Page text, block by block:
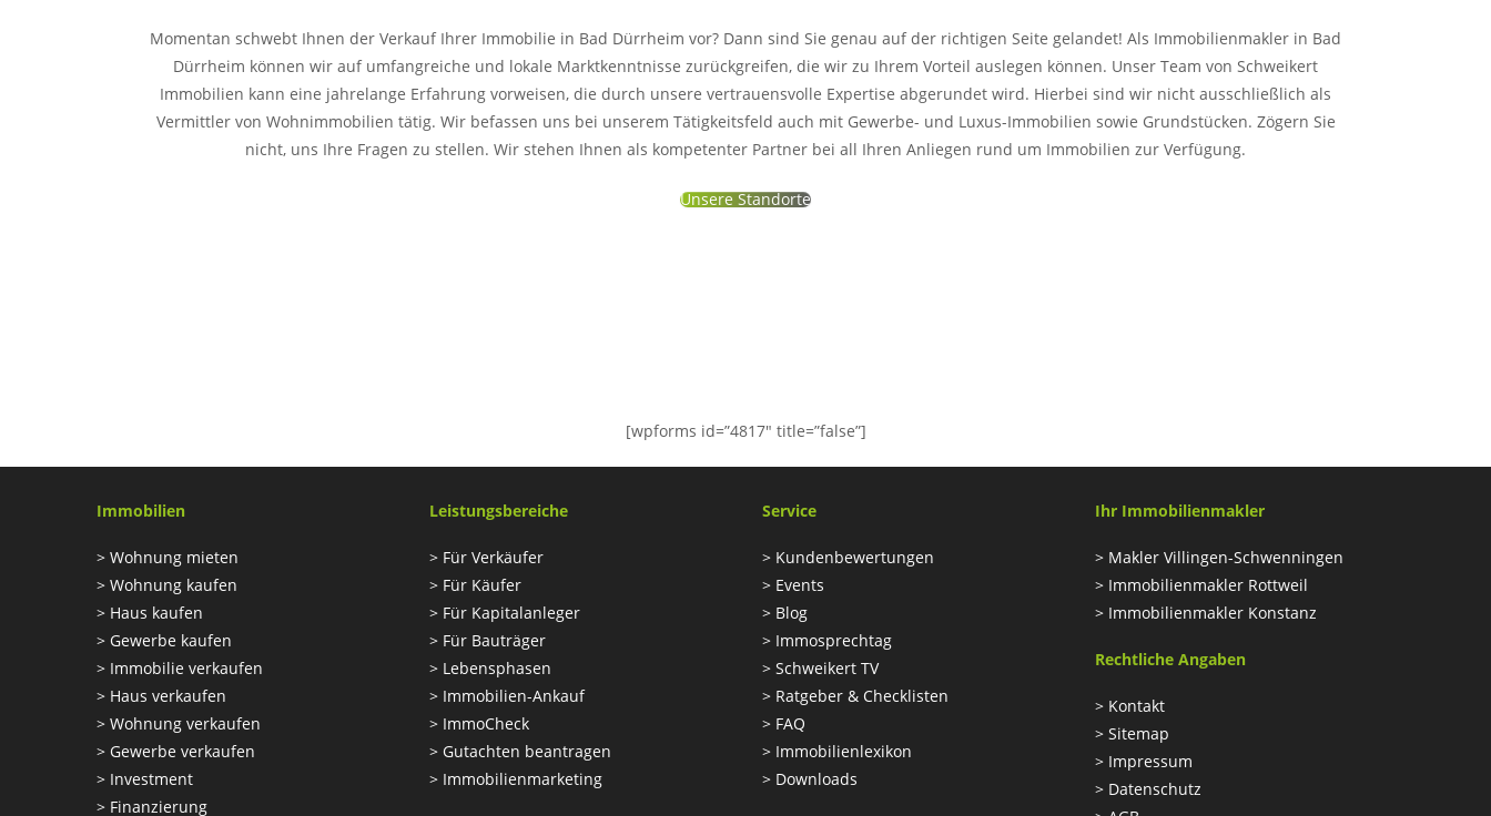
Momentan schwebt Ihnen der Verkauf Ihrer Immobilie in Bad Dürrheim vor? Dann sind Sie genau auf der richtigen Seite gelandet! Als Immobilienmakler in Bad
Dürrheim können wir auf umfangreiche und lokale Marktkenntnisse zurückgreifen, die wir zu Ihrem Vorteil auslegen können. Unser Team von Schweikert
Immobilien kann eine jahrelange Erfahrung vorweisen, die durch unsere vertrauensvolle Expertise abgerundet wird. Hierbei sind wir nicht ausschließlich als
Vermittler von Wohnimmobilien tätig. Wir befassen uns bei unserem Tätigkeitsfeld auch mit Gewerbe- und Luxus-Immobilien sowie Grundstücken. Zögern Sie
nicht, uns Ihre Fragen zu stellen. Wir stehen Ihnen als kompetenter Partner bei all Ihren Anliegen rund um Immobilien zur Verfügung.
Unsere Standorte
[wpforms id=”4817″ title=”false”]
Immobilien
> Wohnung mieten
> Wohnung kaufen
> Haus kaufen
> Gewerbe kaufen
> Immobilie verkaufen
> Haus verkaufen
> Wohnung verkaufen
> Gewerbe verkaufen
> Investment
> Finanzierung
Leistungsbereiche
> Für Verkäufer
> Für Käufer
> Für Kapitalanleger
> Für Bauträger
> Lebensphasen
> Immobilien-Ankauf
> ImmoCheck
> Gutachten beantragen
> Immobilienmarketing
Service
> Kundenbewertungen
> Events
> Blog
> Immosprechtag
> Schweikert TV
> Ratgeber & Checklisten
> FAQ
> Immobilienlexikon
> Downloads
Ihr Immobilienmakler
> Makler Villingen-Schwenningen
> Immobilienmakler Rottweil
> Immobilienmakler Konstanz
Rechtliche Angaben
> Kontakt
> Sitemap
> Impressum
> Datenschutz